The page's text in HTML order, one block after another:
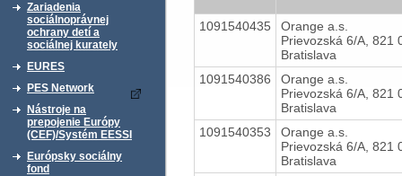
Zariadenia
sociálnoprávnej
ochrany detí a
sociálnej kurately
EURES
PES Network
Nástroje na
prepojenie Európy
(CEF)/Systém EESSI
Európsky sociálny
fond
1091540435
Orange a.s.
Prievozská 6/A, 821
Bratislava
1091540386
Orange a.s.
Prievozská 6/A, 821
Bratislava
1091540353
Orange a.s.
Prievozská 6/A, 821
Bratislava